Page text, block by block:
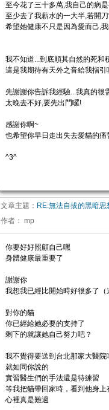
至今花了三十多萬,我自己的病
至少去了我薪水的一大半,若開
希望她健康不只是因為愛而己,
我不知道...到底順其自然的死和
這是我期待有天外之音給我指引
先謝謝你告訴我經驗...我真的很
太晚去不好,要先出門囉!
感謝你啊~
也希望你早日走出失去愛貓的痛
^3^
文章主題： RE:無法自拔的黑暗思
作者： mp
你要好好照顧自己嘿
身體健康最重要了
謝謝你
我想我已經比開始時好很多了
對你的貓
你已經給她必要的支持了
剩下的就讓她自己努力吧？
我不覺得要送到台北那家大醫院
就如同你說的
實習醫生們的手法還是待練習
等我把貓帶回家時，看到他身上
心裡真是難過